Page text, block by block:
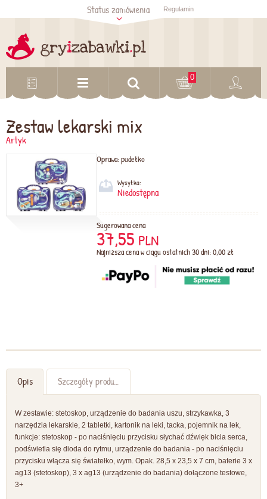
Sprawdź status
zamówienia
Status zamówienia Regulamin
0
Zestaw lekarski mix
Artyk
Oprawa:pudełko
Wysyłka:
Niedostępna
Sugerowana cena
37,55 PLN
Najniższa cena w ciągu ostatnich 30 dni: 0,00 zł
Opis Szczegóły produktu
W zestawie: stetoskop, urządzenie do badania uszu, strzykawka, 3
narzędzia lekarskie, 2 tabletki, kartonik na leki, tacka, pojemnik na lek,
funkcje: stetoskop - po naciśnięciu przycisku słychać dźwięk bicia serca,
podświetla się dioda do rytmu, urządzenie do badania - po naciśnięciu
przycisku włącza się światełko, wym. Opak. 28,5 x 23,5 x 7 cm, baterie 3 x
ag13 (stetoskop), 3 x ag13 (urządzenie do badania) dołączone testowe,
3+